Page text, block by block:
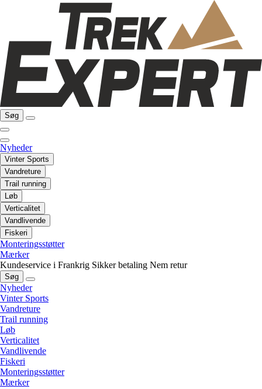
Søg
Nyheder
Vinter Sports
Vandreture
Trail running
Løb
Verticalitet
Vandlivende
Fiskeri
Monteringsstøtter
Mærker
Kundeservice i Frankrig Sikker betaling Nem retur
Søg
Nyheder
Vinter Sports
Vandreture
Trail running
Løb
Verticalitet
Vandlivende
Fiskeri
Monteringsstøtter
Mærker